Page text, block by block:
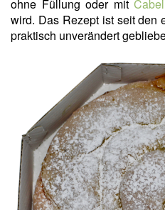
ohne Füllung oder mit
wird. Das Rezept ist seit den
praktisch unverändert